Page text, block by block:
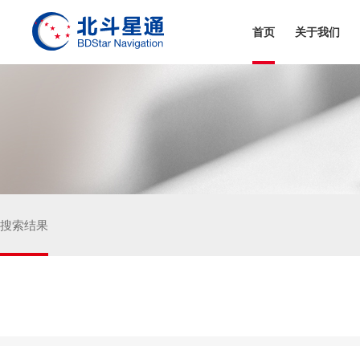
首页 关于我们
和芯星通科技(北京）有限公司
深圳市华信天线技术有限公司
搜索结果